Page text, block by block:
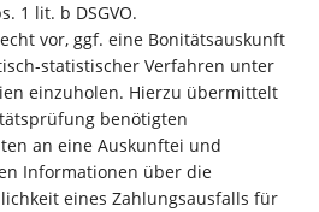
1 lit. b DSGVO.
vor, ggf. eine Bonitätsauskunft
statistischer Verfahren unter
einzuholen. Hierzu übermittelt
benötigten
an eine Auskunftei und
Informationen über die
eines Zahlungsausfalls für